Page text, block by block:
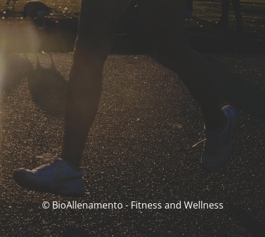
© BioAllenamento - Fitness and Wellness